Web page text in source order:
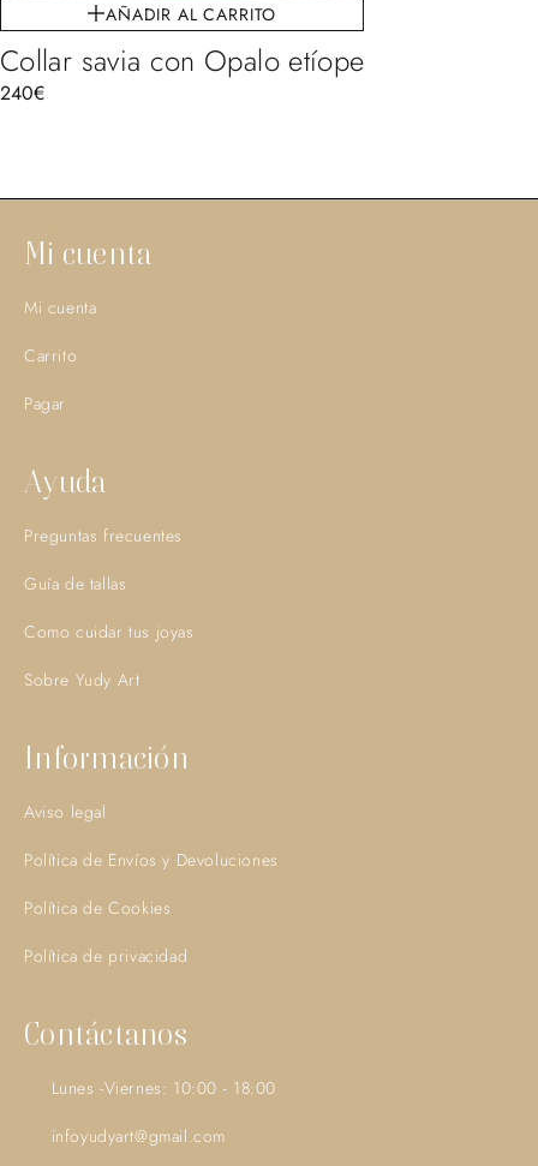
AÑADIR AL CARRITO
Collar savia con Opalo etíope
240€
Mi cuenta
Mi cuenta
Carrito
Pagar
Ayuda
Preguntas frecuentes
Guía de tallas
Como cuidar tus joyas
Sobre Yudy Art
Información
Aviso legal
Política de Envíos y Devoluciones
Política de Cookies
Política de privacidad
Contáctanos
Lunes -Viernes: 10:00 - 18:00
infoyudyart@gmail.com